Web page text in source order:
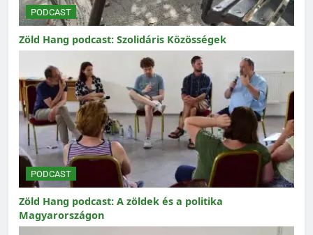
PODCAST
Zöld Hang podcast: Szolidáris Közösségek
PODCAST
Zöld Hang podcast: A zöldek és a politika
Magyarországon